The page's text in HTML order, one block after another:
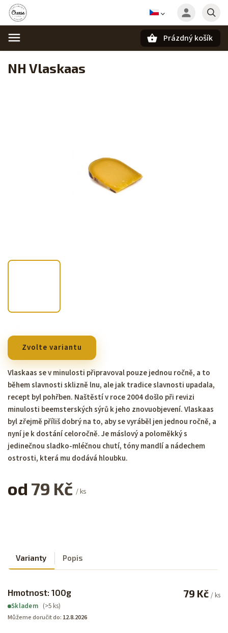
Prázdný košík
NH Vlaskaas
od 79 Kč / ks
Zvolte variantu
Vlaskaas se v minulosti připravoval pouze jednou ročně, a to
během slavnosti sklizně lnu, ale jak tradice slavnosti upadala,
recept byl pohřben. Naštěstí v roce 2004 došlo při revizi
minulosti beemsterských sýrů k jeho znovuobjevení. Vlaskaas
byl zřejmě příliš dobrý na to, aby se vyráběl jen jednou ročně, a
nyní je k dostání celoročně. Je máslový a poloměkký s
jedinečnou sladko-mléčnou chutí, tóny mandlí a nádechem
ostrosti, která mu dodává hloubku.
Varianty Popis
Hmotnost: 100g
Skladem (>5 ks)
Můžeme doručit do: 12.8.2026
79 Kč / ks